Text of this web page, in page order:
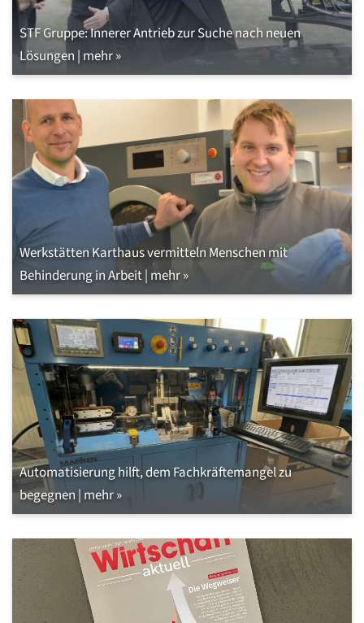
STF Gruppe: Innerer Antrieb zur Suche nach neuen
Lösungen | mehr »
Werkstätten Karthaus vermitteln Menschen mit
Behinderung in Arbeit | mehr »
Automatisierung hilft, dem Fachkräftemangel zu
begegnen | mehr »